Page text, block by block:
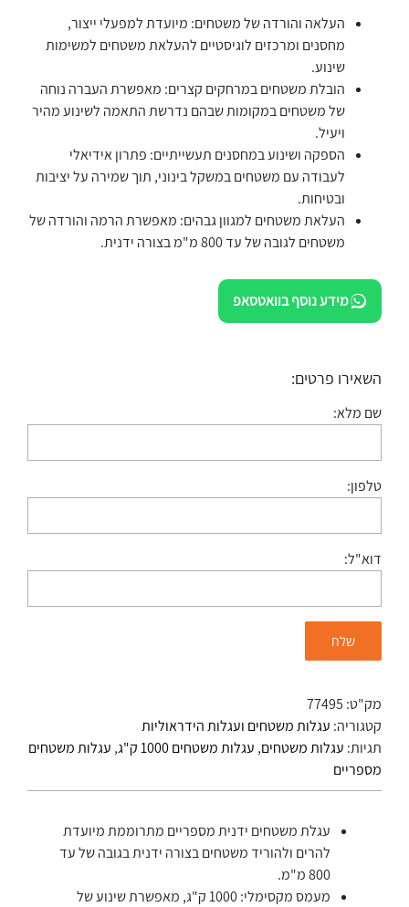
העלאה והורדה של משטחים: מיועדת למפעלי ייצור,
מחסנים ומרכזים לוגיסטיים להעלאת משטחים למשימות
שינוע.
הובלת משטחים במרחקים קצרים: מאפשרת העברה נוחה
של משטחים במקומות שבהם נדרשת התאמה לשינוע מהיר
ויעיל.
הספקה ושינוע במחסנים תעשייתיים: פתרון אידיאלי
לעבודה עם משטחים במשקל בינוני, תוך שמירה על יציבות
ובטיחות.
העלאת משטחים למגוון גבהים: מאפשרת הרמה והורדה של
משטחים לגובה של עד 800 מ"מ בצורה ידנית.
מידע נוסף בוואטסאפ
השאירו פרטים:
שם מלא:
טלפון:
דוא"ל:
מק"ט: 77495
קטגוריה: עגלות משטחים ועגלות הידראוליות
תגיות: עגלות משטחים, עגלות משטחים 1000 ק"ג , עגלות משטחים
מספריים
עגלת משטחים ידנית מספריים מתרוממת מיועדת
להרים ולהוריד משטחים בצורה ידנית בגובה של עד
800 מ"מ.
מעמס מקסימלי: 1000 ק"ג, מאפשרת שינוע של